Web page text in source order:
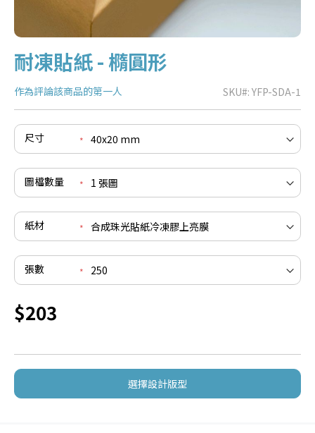
耐凍貼紙 - 橢圓形
作為評論該商品的第一人 SKU YFP-SDA-1
尺寸
圖檔數量
紙材
張數
$203
選擇設計版型